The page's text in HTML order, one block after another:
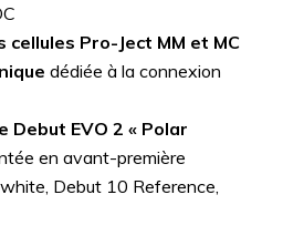
cellules Pro-Ject MM et MC
dédiée à la connexion
Debut EVO 2 « Polar
en avant-première
Debut 10 Reference,